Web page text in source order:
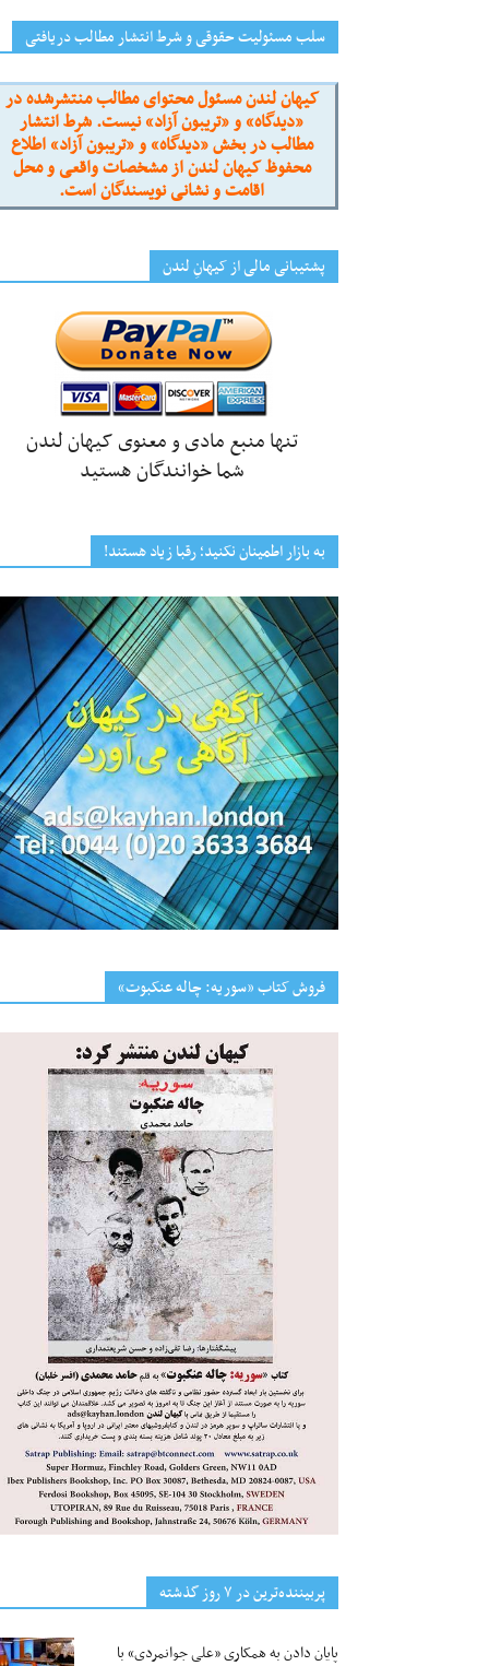
سلب مسئولیت حقوقی و شرط انتشار مطالب دریافتی
کیهان لندن مسئول محتوای مطالب منتشرشده در
«دیدگاه» و «تریبون آزاد» نیست. شرط انتشار
مطالب در بخش «دیدگاه» و «تریبون آزاد» اطلاع
محفوظ کیهان لندن از مشخصات واقعی و محل
اقامت و نشانی نویسندگان است.
پشتیبانی مالی از کیهانِ لندن
تنها منبع مادی و معنوی کیهان لندن
شما خوانندگان هستید
به بازار اطمینان نکنید؛ رقبا زیاد هستند!
فروش کتاب «سوریه: چاله عنکبوت»
پربیننده‌ترین‌ در ۷ روز گذشته
پایان دادن به همکاری «علی جوانمردی» با